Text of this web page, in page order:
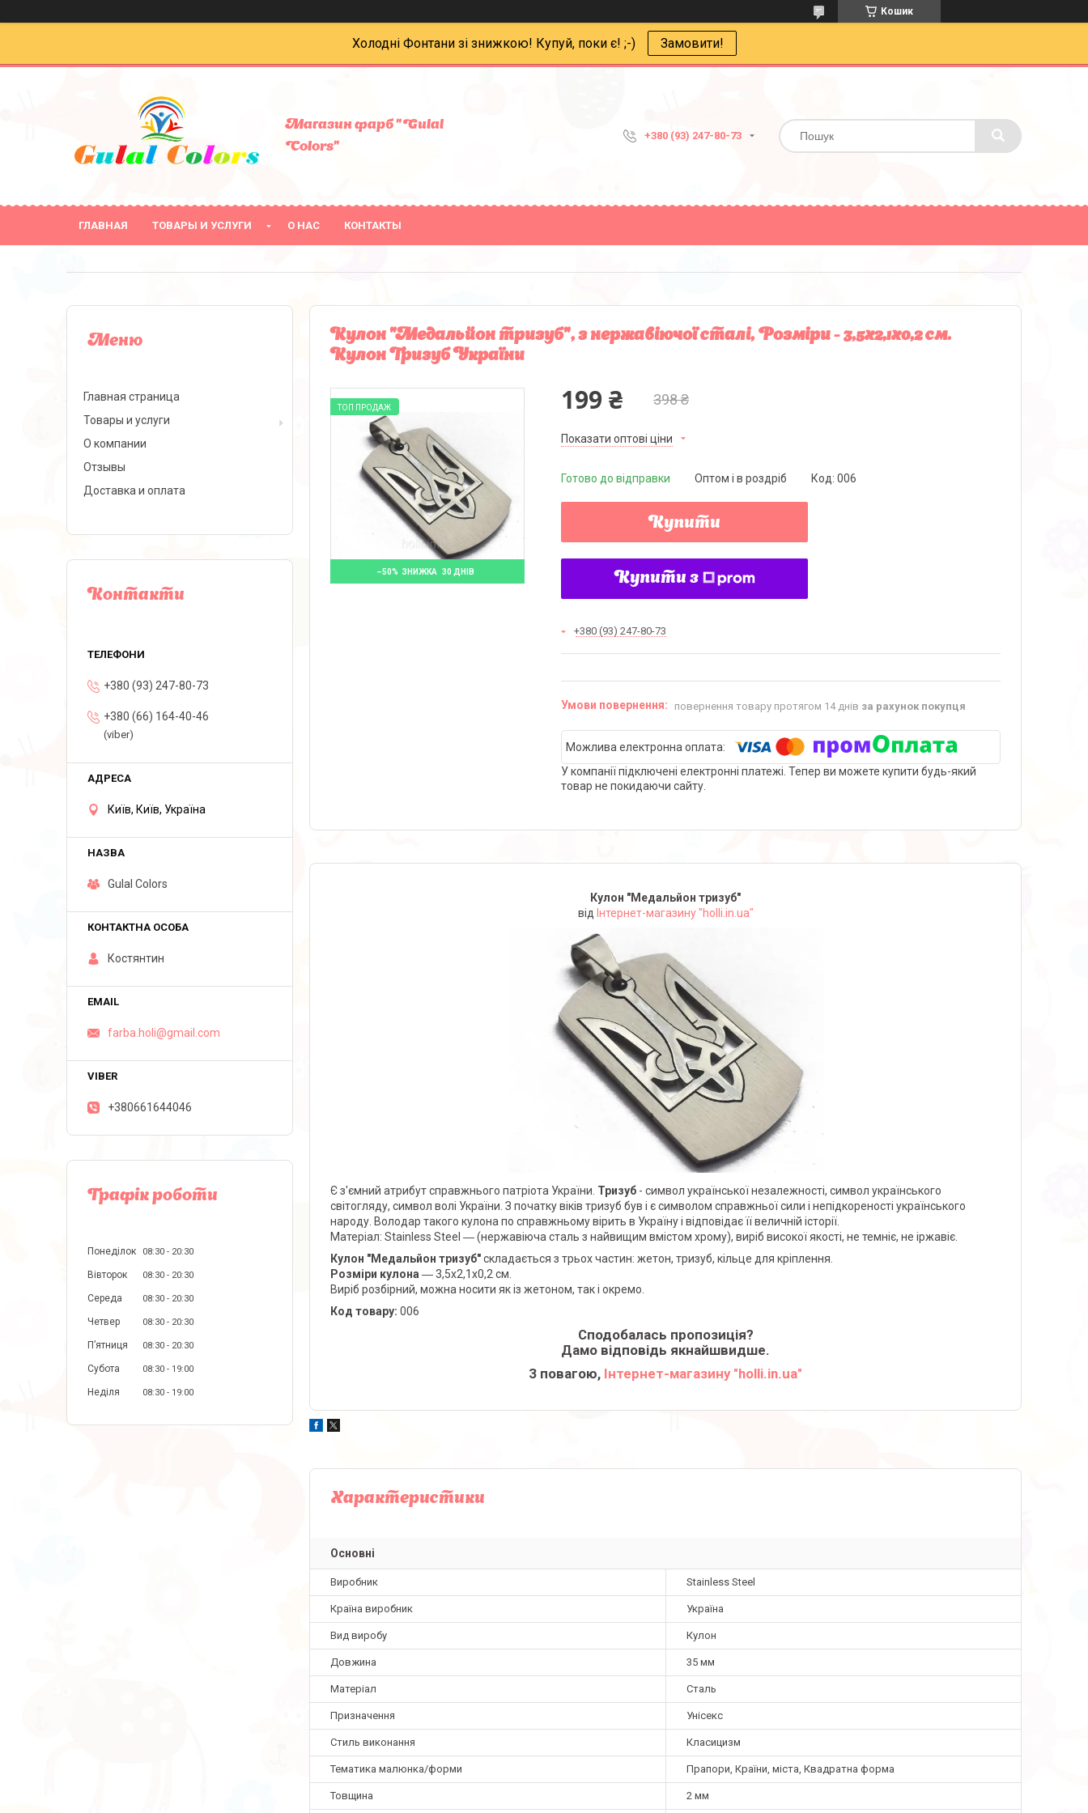
Кошик
Холодні Фонтани зі знижкою! Купуй, поки є! ;-) Замовити!
Магазин фарб "Gulal
Colors"
+380 (93) 247-80-73
ГЛАВНАЯ ТОВАРЫ И УСЛУГИ О НАС КОНТАКТЫ
Кулон "Медальйон тризуб", з нержавіючої сталі, Розміри - 3,5х2,1х0,2 см.
Кулон Тризуб України
–50% 30 ДНІВ
ТОП ПРОДАЖ 398 ₴
199 ₴
Показати оптові ціни
Готово до відправки Оптом і в роздріб Код: 006
Купити
Купити з
+380 (93) 247-80-73
повернення товару протягом 14 днів за рахунок покупця
У компанії підключені електронні платежі. Тепер ви можете купити будь-який
товар не покидаючи сайту.
Кулон "Медальйон тризуб"
від Інтернет-магазину "holli.in.ua"
Є з'ємний атрибут справжнього патріота України. Тризуб - символ української незалежності, символ українського
світогляду, символ волі України. З початку віків тризуб був і є символом справжньої сили і непідкореності українського
народу. Володар такого кулона по справжньому вірить в Україну і відповідає її величній історії.
Матеріал: Stainless Steel ― (нержавіюча сталь з найвищим вмістом хрому), виріб високої якості, не темніє, не іржавіє.
Кулон "Медальйон тризуб"складається з трьох частин: жетон, тризуб, кільце для кріплення.
Розміри кулона ― 3,5х2,1х0,2 см.
Виріб розбірний, можна носити як із жетоном, так і окремо.
Код товару: 006
Сподобалась пропозиція?
Дамо відповідь якнайшвидше.
З повагою, Інтернет-магазину "holli.in.ua"
Характеристики
Основні
Виробник Stainless Steel
Країна виробник Україна
Вид виробу Кулон
Довжина 35 мм
Матеріал Сталь
Призначення Унісекс
Стиль виконання Класицизм
Тематика малюнка/форми Прапори, Країни, міста, Квадратна форма
Товщина 2 мм
Главная страница
Товары и услуги
О компании
Отзывы
Доставка и оплата
Контакти
+380 (93) 247-80-73
+380 (66) 164-40-46
(viber)
Київ, Київ, Україна
Gulal Colors
Костянтин
farba.holi@gmail.com
+380661644046
Графік роботи
Понеділок 08:30 20:30
Вівторок 08:30 20:30
Середа 08:30 20:30
Четвер 08:30 20:30
Пʼятниця 08:30 20:30
Субота 08:30 19:00
Неділя 08:30 19:00